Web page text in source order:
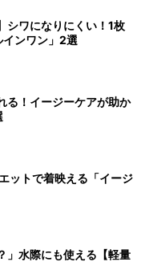
シワになりにくい！1枚
インワン」2選
る！イージーケアが助か
ットで着映える「イージ
」水際にも使える【軽量